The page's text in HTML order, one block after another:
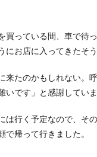
買っている間、車で待
にお店に入ってきたそう
来たのかもしれない。
いです」と感謝していま
は行く予定なので、そ
で帰って行きました。